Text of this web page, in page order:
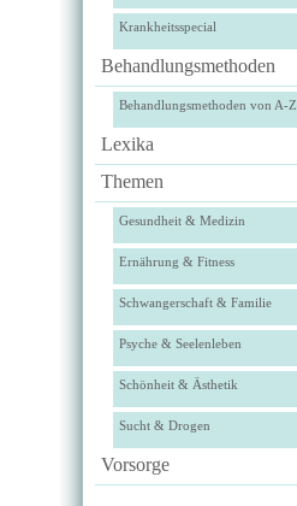
Krankheitsspecial
Behandlungsmethoden
Behandlungsmethoden von A-Z
Lexika
Themen
Gesundheit & Medizin
Ernährung & Fitness
Schwangerschaft & Familie
Psyche & Seelenleben
Schönheit & Ästhetik
Sucht & Drogen
Vorsorge